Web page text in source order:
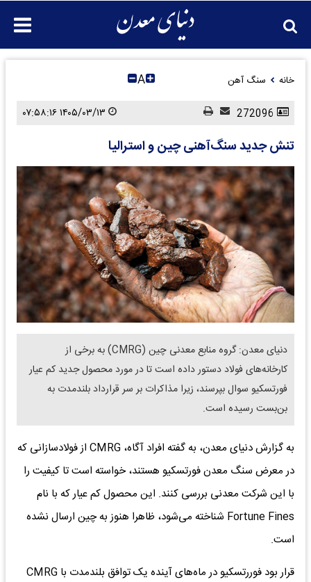
خانه سنگ آهن A
تنش جدید سنگ‌آهنی چین و استرالیا
دنیای معدن: گروه منابع معدنی چین (CMRG) به برخی از
کارخانه‌های فولاد دستور داده است تا در مورد محصول جدید کم عیار
فورتسکیو سوال بپرسند، زیرا مذاکرات بر سر قرارداد بلندمدت به
بن‌بست رسیده است.
به گزارش دنیای معدن، به گفته افراد آگاه، CMRG از فولادسازانی که
در معرض سنگ معدن فورتسکیو هستند، خواسته است تا کیفیت را
با این شرکت معدنی بررسی کنند. این محصول کم عیار که با نام
Fortune Fines شناخته می‌شود، ظاهرا هنوز به چین ارسال نشده
است.
قرار بود فوررتسکیو در ماه‌های آینده یک توافق بلندمدت با CMRG